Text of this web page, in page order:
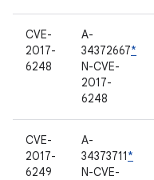
CVE-
2017-
6248
A-
34372667*
N-CVE-
2017-
6248
CVE-
2017-
6249
A-
34373711*
N-CVE-